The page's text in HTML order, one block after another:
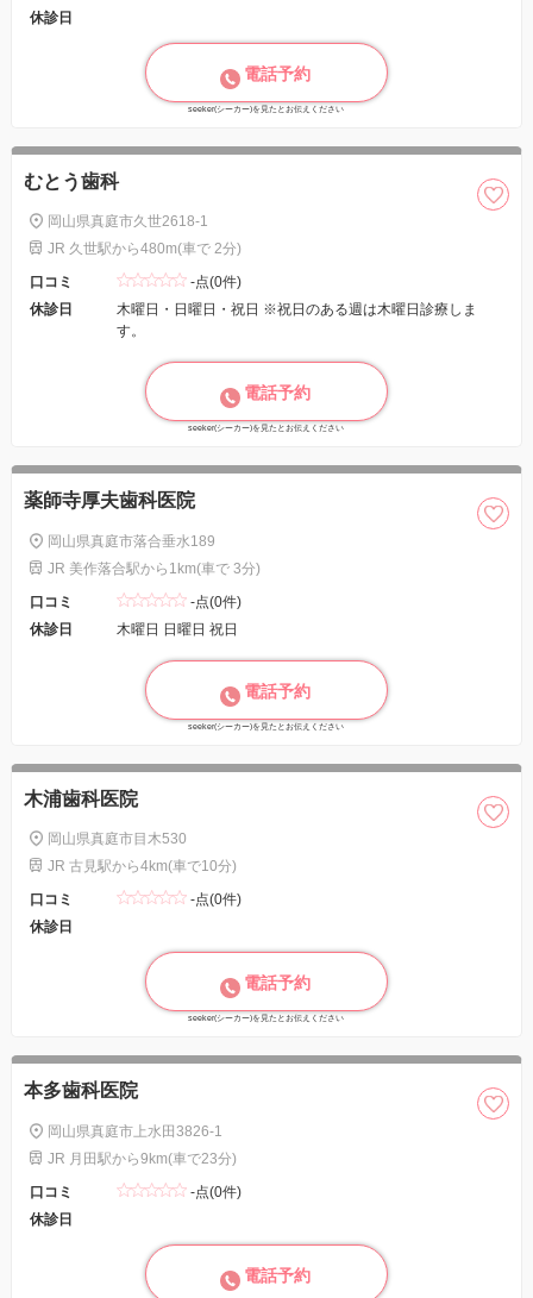
休診日
電話予約
seeker(シーカー)を見たとお伝えください
むとう歯科
岡山県真庭市久世2618-1
JR 久世駅から480m(車で 2分)
口コミ
-点(0件)
休診日
木曜日・日曜日・祝日 ※祝日のある週は木曜日診療しま
す。
電話予約
seeker(シーカー)を見たとお伝えください
薬師寺厚夫歯科医院
岡山県真庭市落合垂水189
JR 美作落合駅から1km(車で 3分)
口コミ
-点(0件)
休診日
木曜日 日曜日 祝日
電話予約
seeker(シーカー)を見たとお伝えください
木浦歯科医院
岡山県真庭市目木530
JR 古見駅から4km(車で10分)
口コミ
-点(0件)
休診日
電話予約
seeker(シーカー)を見たとお伝えください
本多歯科医院
岡山県真庭市上水田3826-1
JR 月田駅から9km(車で23分)
口コミ
-点(0件)
休診日
電話予約